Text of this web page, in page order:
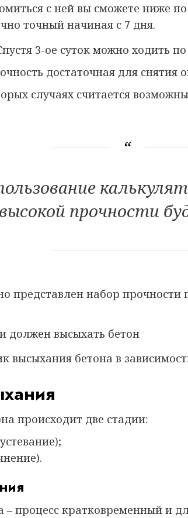
с ней вы сможете ниже
точный начиная с 7 дня.
3-ое суток можно ходить
достаточная для снятия
случаях считается
прочности
представлен набор прочности
высыхания бетона в
происходит две стадии:
– процесс кратковременный и